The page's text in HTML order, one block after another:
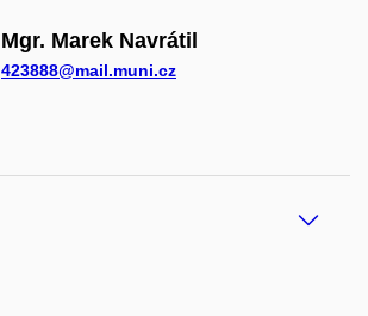
Mgr. Marek Navrátil
423888@mail.muni.cz